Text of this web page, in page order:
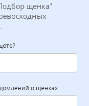
щенка"
о щенках